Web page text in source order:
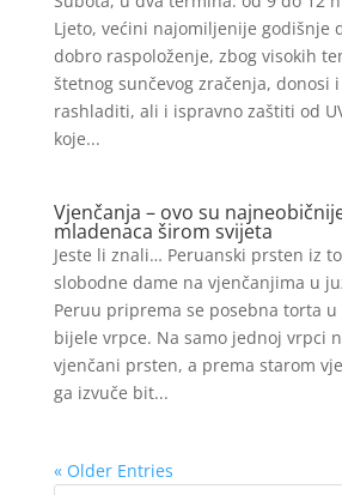
Ljeto, većini najomiljenije godišnje
dobro raspoloženje, zbog visokih
štetnog sunčevog zračenja, donosi i
rashladiti, ali i ispravno zaštiti od
koje...
Vjenčanja – ovo su
mladenaca širom svijeta
Jeste li znali… Peruanski prsten iz
slobodne dame na vjenčanjima u
Peruu priprema se posebna torta
bijele vrpce. Na samo jednoj vrpci
vjenčani prsten, a prema starom
ga izvuče bit...
« Older Entries